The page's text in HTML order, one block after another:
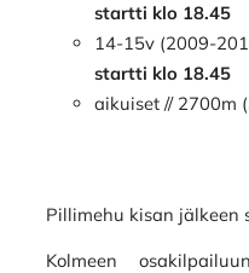
startti klo 18.45
14-15v (2009-
startti klo 18.45
aikuiset // 2700m
Pillimehu kisan jälkeen
Kolmeen